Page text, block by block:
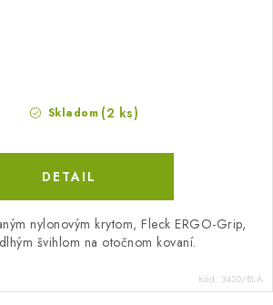
Skladom (2 ks)
DETAIL
nylonovým krytom, Fleck ERGO-Grip,
švihlom na otočnom kovaní.
Kód: 3420/BLA